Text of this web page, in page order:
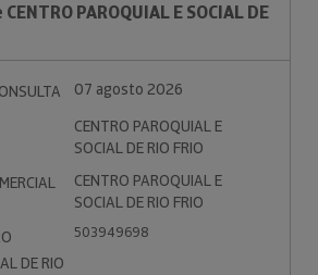
PAROQUIAL E SOCIAL DE
07 agosto 2026
CENTRO PAROQUIAL E
SOCIAL DE RIO FRIO
CENTRO PAROQUIAL E
SOCIAL DE RIO FRIO
DE RIO
503949698